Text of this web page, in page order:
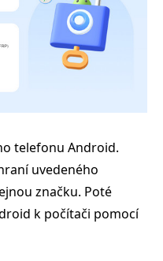
telefonu Android.
uvedeného
značku. Poté
k počítači pomocí